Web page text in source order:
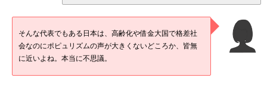
そんな代表でもある日本は、高齢化や借金大国で格差社
会なのにポピュリズムの声が大きくないどころか、皆無
に近いよね。本当に不思議。